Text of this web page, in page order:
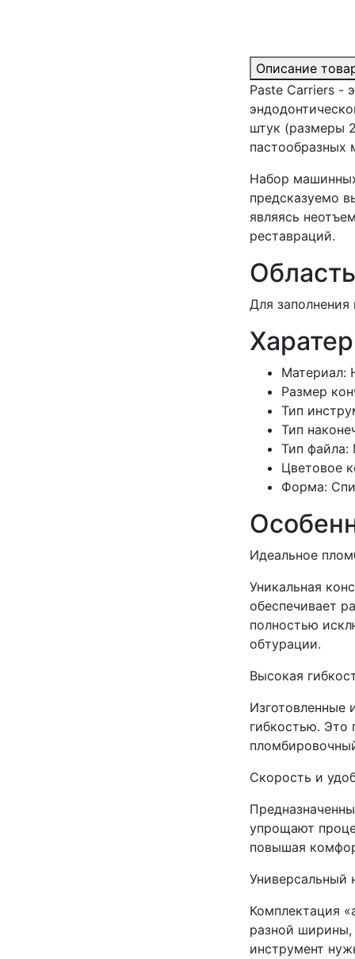
Описание
Paste Carriers -
штук (размеры
пастообразных
Набор
предсказуемо
являясь
реставраций.
Для заполнения
Материал:
Размер
Тип
Тип
Тип
Цветовое
Форма:
Идеальное
Уникальная
обеспечивает
полностью
обтурации.
Высокая
Изготовленные
гибкостью. Это
Скорость и
упрощают
повышая
Универсальный
Комплектация
разной ширины,
инструмент